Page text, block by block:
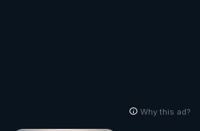
Why this ad?